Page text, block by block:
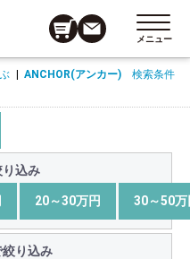
メニュー
ANCHOR(アンカー) 検索条件
込み
20～30万円 30～50万
り込み